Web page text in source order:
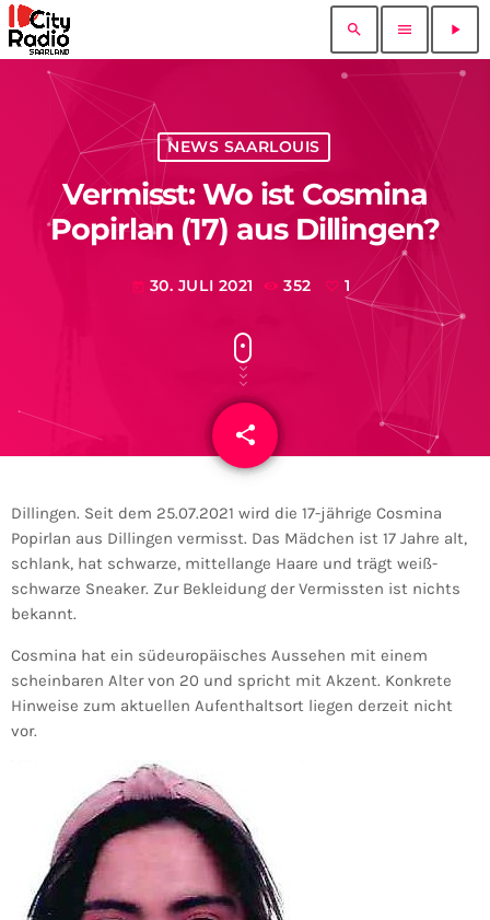
search menu play_arrow
NEWS SAARLOUIS
Vermisst: Wo ist Cosmina
Popirlan (17) aus Dillingen?
today 30. JULI 2021 352 1
share
email
Dillingen. Seit dem 25.07.2021 wird die 17-jährige Cosmina
Popirlan aus Dillingen vermisst. Das Mädchen ist 17 Jahre alt,
schlank, hat schwarze, mittellange Haare und trägt weiß-
schwarze Sneaker. Zur Bekleidung der Vermissten ist nichts
bekannt.
Cosmina hat ein südeuropäisches Aussehen mit einem
scheinbaren Alter von 20 und spricht mit Akzent. Konkrete
Hinweise zum aktuellen Aufenthaltsort liegen derzeit nicht
vor.